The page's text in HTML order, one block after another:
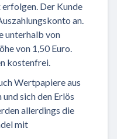
Der Kunde
an.
unterhalb von
von 1,50 Euro.
kostenfrei.
Wertpapiere aus
sich den Erlös
allerdings die
mit